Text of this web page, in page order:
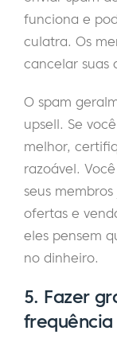
funciona e
culatra. Os
cancelar suas
O spam
upsell. Se
melhor,
razoável.
seus
ofertas e
eles pensem
no dinheiro.
5. Fazer
frequência